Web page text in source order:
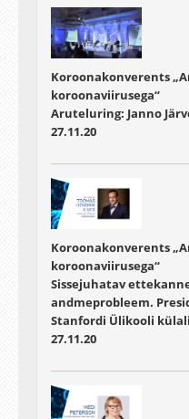
Koroonakonverents
koroonaviirusega“
Aruteluring: Janno
27.11.20
Koroonakonverents
koroonaviirusega“
Sissejuhatav
andmeprobleem.
Stanfordi Ülikooli
27.11.20